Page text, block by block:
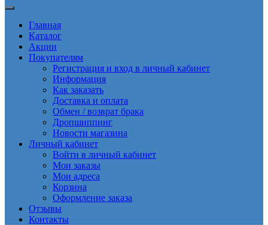
Главная
Каталог
Акции
Покупателям
Регистрация и вход в личный кабинет
Информация
Как заказать
Доставка и оплата
Обмен / возврат брака
Дропшиппинг
Новости магазина
Личный кабинет
Войти в личный кабинет
Мои заказы
Мои адреса
Корзина
Оформление заказа
Отзывы
Контакты